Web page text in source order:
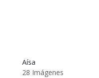
Aísa
28 Imágenes